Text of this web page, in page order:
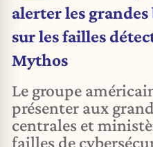
alerter les
sur les failles
Mythos
Le groupe
présenter aux
centrales et
failles de